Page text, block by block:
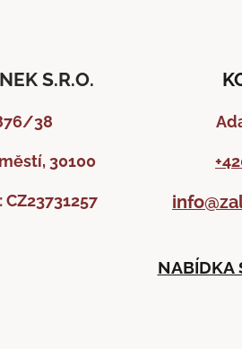
S.R.O.
38
30100
CZ23731257
NABÍDKA